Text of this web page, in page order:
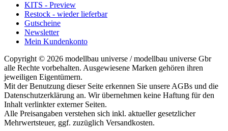
KITS - Preview
Restock - wieder lieferbar
Gutscheine
Newsletter
Mein Kundenkonto
Copyright © 2026 modellbau universe / modellbau universe Gbr
alle Rechte vorbehalten. Ausgewiesene Marken gehören ihren
jeweiligen Eigentümern.
Mit der Benutzung dieser Seite erkennen Sie unsere AGBs und die
Datenschutzerklärung an. Wir übernehmen keine Haftung für den
Inhalt verlinkter externer Seiten.
Alle Preisangaben verstehen sich inkl. aktueller gesetzlicher
Mehrwertsteuer, ggf. zuzüglich Versandkosten.